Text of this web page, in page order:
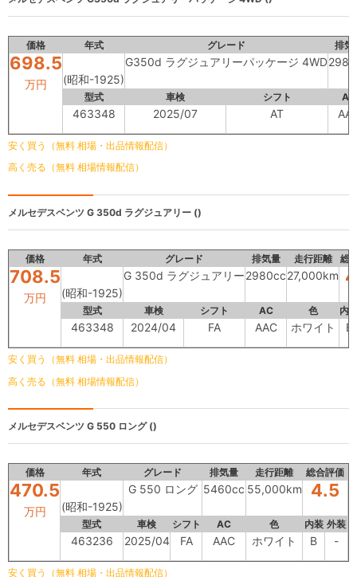
価格 年式 グレード 排気
698.5
万円 (昭和-1925)
G350d ラグジュアリーパッケージ 4WD
型式 車検 シフト AC
463348 2025/07 AT
安く買う（無料 相場・出品情報配信）
高く売る（無料 相場情報配信）
メルセデスベンツ G 350d ラグジュアリー ()
価格 年式 グレード 排気量 走行距離 総
708.5
万円 (昭和-1925)
G 350d ラグジュアリー2980cc27,000km
型式 車検 シフト AC 色 内
463348 2024/04 FA AAC ホワイト B
安く買う（無料 相場・出品情報配信）
高く売る（無料 相場情報配信）
メルセデスベンツ G 550 ロング ()
価格 年式 グレード 排気量 走行距離 総合評価
470.5
万円 (昭和-1925)
G 550 ロング 5460cc 55,000km 4.5
型式 車検 シフト AC 色 内装 外装
463236 2025/04 FA AAC ホワイト B -
安く買う（無料 相場・出品情報配信）